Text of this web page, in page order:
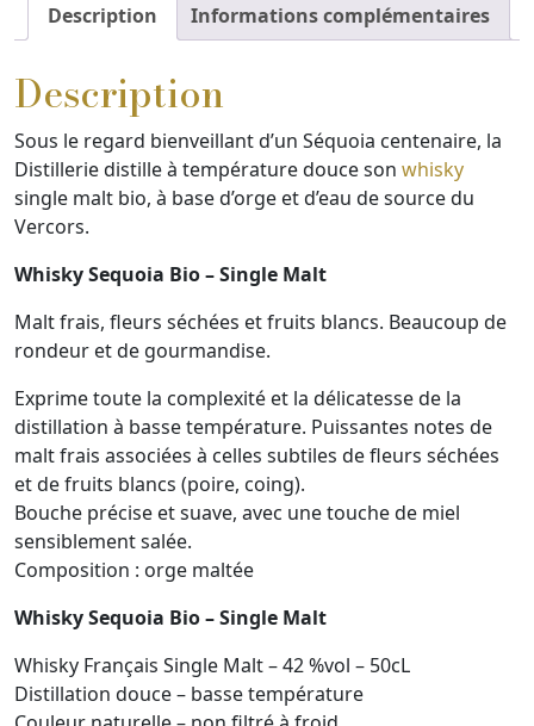
Description Informations complémentaires
Description
Sous le regard bienveillant d’un Séquoia centenaire, la
Distillerie distille à température douce son whisky
single malt bio, à base d’orge et d’eau de source du
Vercors.
Whisky Sequoia Bio – Single Malt
Malt frais, fleurs séchées et fruits blancs. Beaucoup de
rondeur et de gourmandise.
Exprime toute la complexité et la délicatesse de la
distillation à basse température. Puissantes notes de
malt frais associées à celles subtiles de fleurs séchées
et de fruits blancs (poire, coing).
Bouche précise et suave, avec une touche de miel
sensiblement salée.
Composition : orge maltée
Whisky Sequoia Bio – Single Malt
Whisky Français Single Malt – 42 %vol – 50cL
Distillation douce – basse température